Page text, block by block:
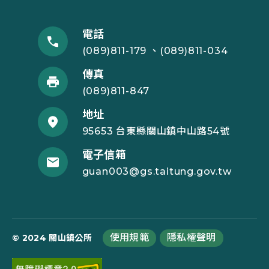
電話
(089)811-179 、(089)811-034
傳真
(089)811-847
地址
95653 台東縣關山鎮中山路54號
電子信箱
guan003@gs.taitung.gov.tw
© 2024 關山鎮公所 使用規範 隱私權聲明